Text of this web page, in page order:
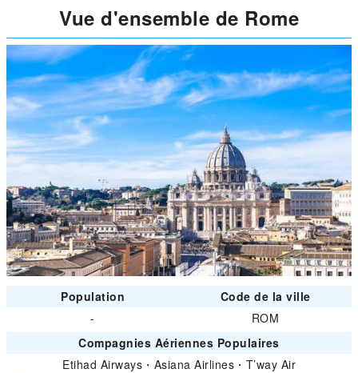
Vue d'ensemble de Rome
Population
Code de la ville
-
ROM
Compagnies Aériennes Populaires
Etihad Airways ・ Asiana Airlines ・ T’way Air